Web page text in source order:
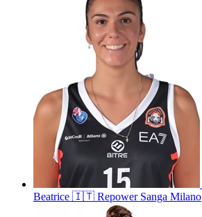
Beatrice 🇮🇹 Repower Sanga Milano